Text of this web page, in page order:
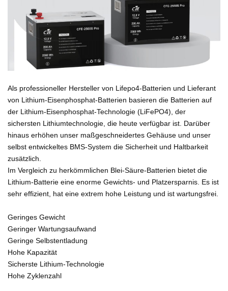
Als professioneller Hersteller von Lifepo4-Batterien und Lieferant
von Lithium-Eisenphosphat-Batterien basieren die Batterien auf
der Lithium-Eisenphosphat-Technologie (LiFePO4), der
sichersten Lithiumtechnologie, die heute verfügbar ist. Darüber
hinaus erhöhen unser maßgeschneidertes Gehäuse und unser
selbst entwickeltes BMS-System die Sicherheit und Haltbarkeit
zusätzlich.
Im Vergleich zu herkömmlichen Blei-Säure-Batterien bietet die
Lithium-Batterie eine enorme Gewichts- und Platzersparnis. Es ist
sehr effizient, hat eine extrem hohe Leistung und ist wartungsfrei.
Geringes Gewicht
Geringer Wartungsaufwand
Geringe Selbstentladung
Hohe Kapazität
Sicherste Lithium-Technologie
Hohe Zyklenzahl